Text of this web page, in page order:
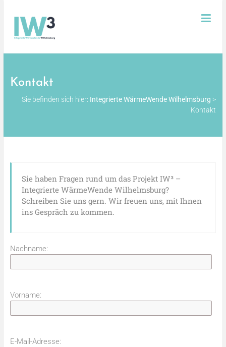
content
Integrierte
WärmeWende
Kontakt
Sie befinden sich hier: Integrierte WärmeWende Wilhelmsburg >
Kontakt
Sie haben Fragen rund um das Projekt IW³ –
Integrierte WärmeWende Wilhelmsburg?
Schreiben Sie uns gern. Wir freuen uns, mit Ihnen
ins Gespräch zu kommen.
Nachname:
Vorname:
E-Mail-Adresse: